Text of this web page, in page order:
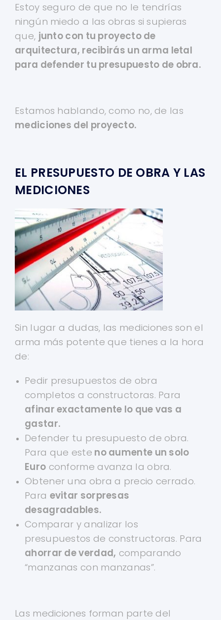
Estoy seguro de que no le tendrías
ningún miedo a las obras si supieras
que, junto con tu proyecto de
arquitectura, recibirás un arma letal
para defender tu presupuesto de obra.
Estamos hablando, como no, de las
mediciones del proyecto.
EL PRESUPUESTO DE OBRA Y LAS
MEDICIONES
Sin lugar a dudas, las mediciones son el
arma más potente que tienes a la hora
de:
Pedir presupuestos de obra
completos a constructoras. Para
afinar exactamente lo que vas a
gastar.
Defender tu presupuesto de obra.
Para que este no aumente un solo
Euro conforme avanza la obra.
Obtener una obra a precio cerrado.
Para evitar sorpresas
desagradables.
Comparar y analizar los
presupuestos de constructoras. Para
ahorrar de verdad, comparando
“manzanas con manzanas”.
Las mediciones forman parte del